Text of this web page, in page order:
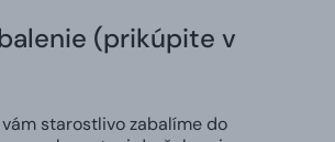
(prikúpite v
starostlivo zabalíme do